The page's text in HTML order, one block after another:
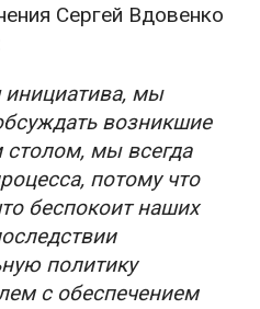
Сергей Вдовенко
мы
возникшие
мы всегда
потому что
беспокоит наших
политику
с обеспечением